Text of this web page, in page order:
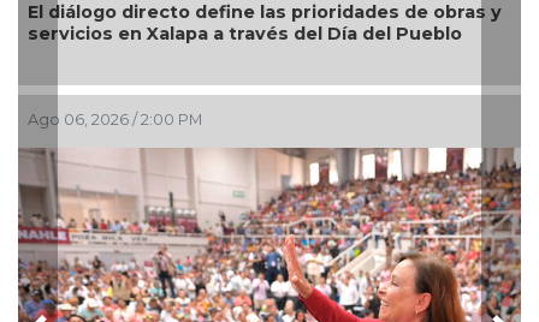
directo define las prioridades de obras y
en Xalapa a través del Día del Pueblo
2026 / 2:00 PM
Todo
Festival